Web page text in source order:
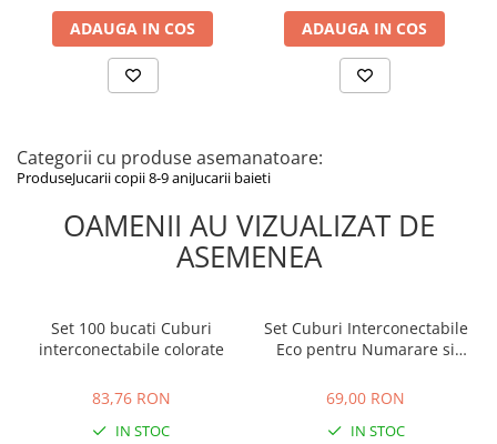
ADAUGA IN COS ADAUGA IN COS
Categorii cu produse asemanatoare:
ProduseJucarii copii 8-9 aniJucarii baieti
OAMENII AU VIZUALIZAT DE
ASEMENEA
Set 100 bucati Cuburi
interconectabile colorate
83,76 RON
IN STOC
Set Cuburi Interconectabile
Eco pentru Numarare si
Culori, 3+ Ani
69,00 RON
IN STOC